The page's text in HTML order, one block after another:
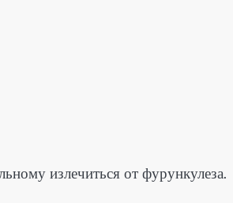
излечиться от фурункулеза.